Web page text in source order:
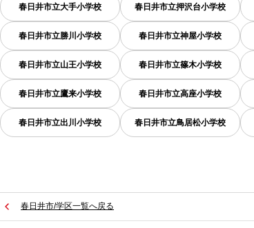
春日井市立大手小学校 春日井市立押沢台小学校
春日井市立勝川小学校 春日井市立神屋小学校
春日井市立山王小学校 春日井市立篠木小学校
春日井市立鷹来小学校 春日井市立高座小学校
春日井市立出川小学校 春日井市立鳥居松小学校
春日井市/学区一覧へ戻る